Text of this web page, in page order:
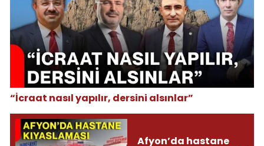
“İcraat nasıl yapılır, dersini alsınlar”
Afyon’da hastane